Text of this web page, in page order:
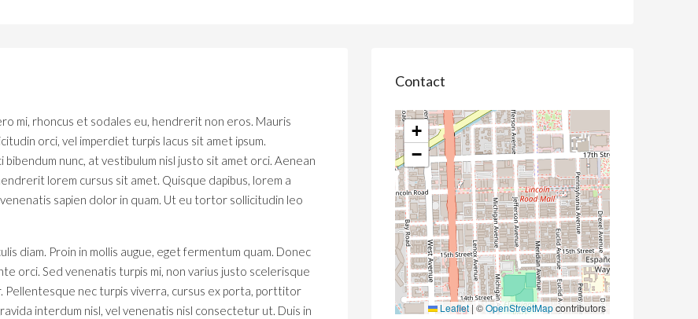
mi, rhoncus et sodales eu, hendrerit non eros. Mauris
orci, vel imperdiet turpis lacus sit amet ipsum.
nunc, at vestibulum nisl justo sit amet orci. Aenean
lorem cursus sit amet. Quisque dapibus, lorem a
sapien dolor in quam. Ut eu tortor sollicitudin leo
diam. Proin in mollis augue, eget fermentum quam. Donec
orci. Sed venenatis turpis mi, non varius justo scelerisque
Pellentesque nec turpis viverra, cursus ex porta, porttitor
interdum nisl, vel venenatis nisl consectetur ut. Duis in
Contact
+
−
Leaflet | ©OpenStreetMapcontributors